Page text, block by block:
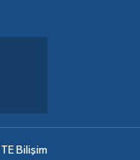
TE Bilişim